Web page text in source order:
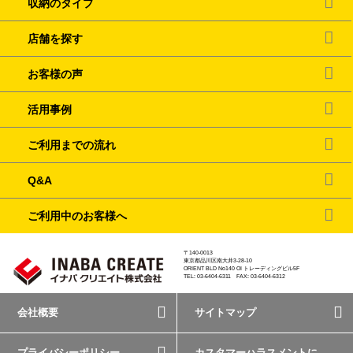
収納のタイプ
店舗を探す
お客様の声
活用事例
ご利用までの流れ
Q&A
ご利用中のお客様へ
〒140-0013
東京都品川区南大井3-28-10
ORIENT BLD No140 OI トレーディングビル5F
TEL: 03-6404-6311 FAX: 03-6404-6312
会社概要 サイトマップ